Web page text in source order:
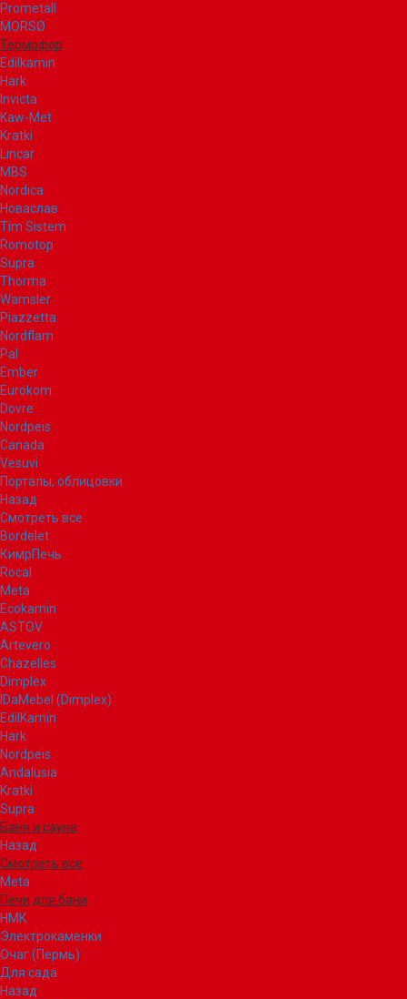
Prometall
MORSØ
Термофор
Edilkamin
Hark
Invicta
Kaw-Met
Kratki
Lincar
MBS
Nordica
Новаслав
Tim Sistem
Romotop
Supra
Thorma
Wamsler
Piazzetta
Nordflam
Pal
Ember
Eurokom
Dovre
Nordpeis
Canada
Vesuvi
Порталы, облицовки
Назад
Смотреть все
Bordelet
КимрПечь
Rocal
Meta
Ecokamin
ASTOV
Artevero
Chazelles
Dimplex
IDaMebel (Dimplex)
EdilKamin
Hark
Nordpeis
Andalusia
Kratki
Supra
Баня и сауна
Назад
Смотреть все
Meta
Печи для бани
НМК
Электрокаменки
Очаг (Пермь)
Для сада
Назад